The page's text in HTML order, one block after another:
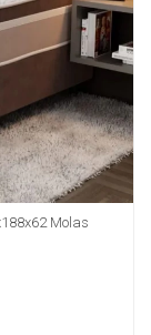
Molas